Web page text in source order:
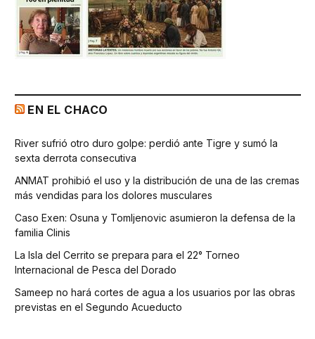
EN EL CHACO
River sufrió otro duro golpe: perdió ante Tigre y sumó la
sexta derrota consecutiva
ANMAT prohibió el uso y la distribución de una de las cremas
más vendidas para los dolores musculares
Caso Exen: Osuna y Tomljenovic asumieron la defensa de la
familia Clinis
La Isla del Cerrito se prepara para el 22° Torneo
Internacional de Pesca del Dorado
Sameep no hará cortes de agua a los usuarios por las obras
previstas en el Segundo Acueducto